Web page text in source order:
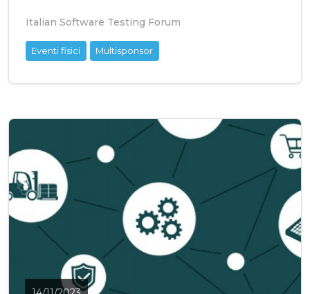
Italian Software Testing Forum
Eventi fisici Multisponsor